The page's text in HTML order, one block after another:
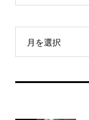
月を選択